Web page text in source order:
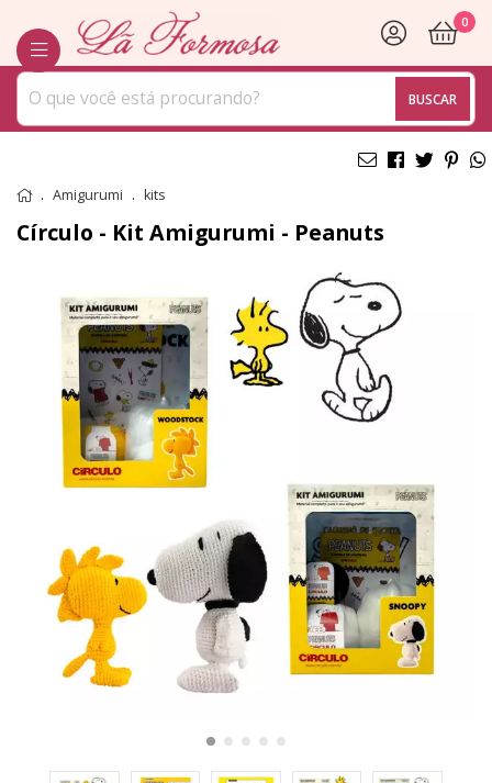
BUSCAR
0
Amigurumi kits
Círculo - Kit Amigurumi - Peanuts